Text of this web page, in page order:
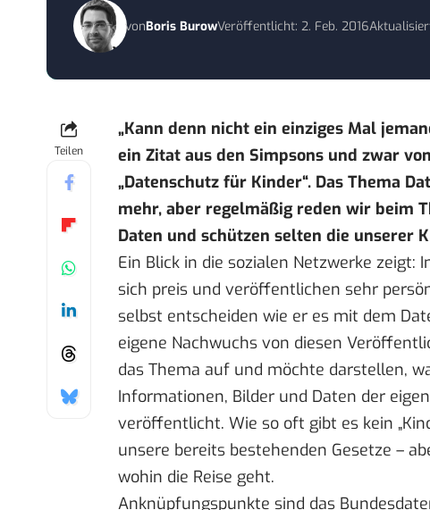
vonBoris BurowVeröffentlicht: 2. Feb. 2016
Teilen
„Kann denn nicht ein einziges Mal
ein Zitat aus den Simpsons und zwar
„Datenschutz für Kinder“. Das Thema
mehr, aber regelmäßig reden wir beim
Daten und schützen selten die unserer
Ein Blick in die sozialen Netzwerke zeigt:
sich preis und veröffentlichen sehr
selbst entscheiden wie er es mit dem
eigene Nachwuchs von diesen
das Thema auf und möchte darstellen,
Informationen, Bilder und Daten der
veröffentlicht. Wie so oft gibt es kein
unsere bereits bestehenden Gesetze –
wohin die Reise geht.
Anknüpfungspunkte sind das